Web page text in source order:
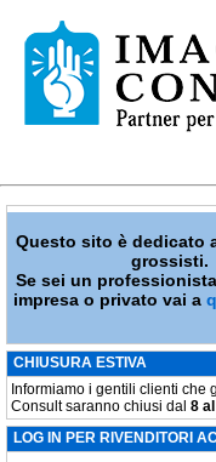
Questo sito è dedicato
grossisti.
Se sei un
impresa o privato vai a
CHIUSURA ESTIVA
Informiamo i gentili clienti che
Consult saranno chiusi dal 8
LOG IN PER RIVENDITORI